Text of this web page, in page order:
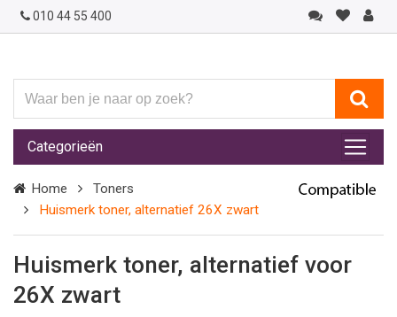
010 44 55 400
ben
je
naar
op
zoek?
Categorieën
Home
Toners
Huismerk toner, alternatief 26X zwart
Huismerk toner, alternatief voor
26X zwart